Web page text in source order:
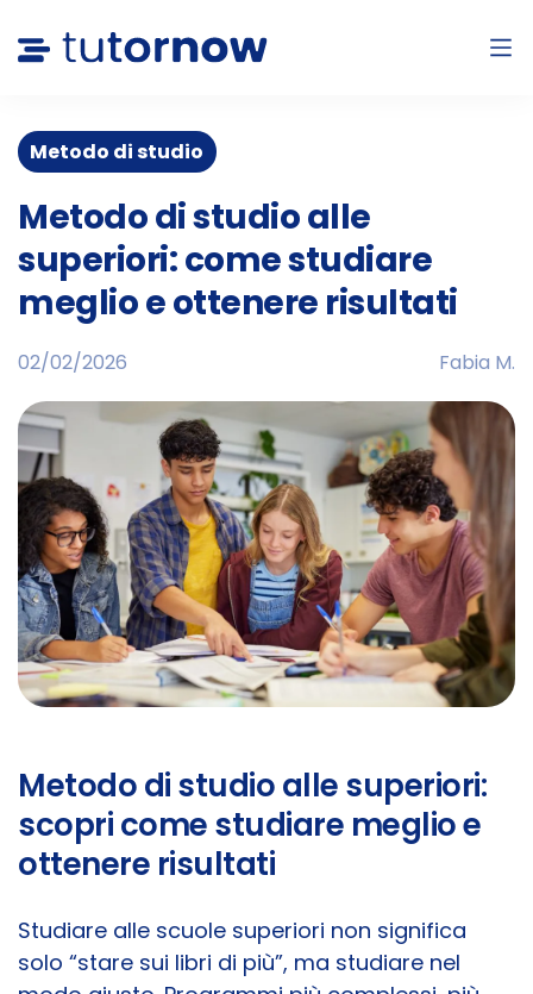
Metodo di studio
Metodo di studio alle
superiori: come studiare
meglio e ottenere risultati
02/02/2026 Fabia M.
Metodo di studio alle superiori:
scopri come studiare meglio e
ottenere risultati
Studiare alle scuole superiori non significa
solo “stare sui libri di più”, ma studiare nel